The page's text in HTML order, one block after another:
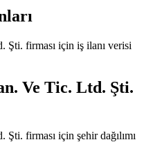
Şti. firması için iş ilanı verisi
Ve Tic. Ltd. Şti.
Şti. firması için şehir dağılımı